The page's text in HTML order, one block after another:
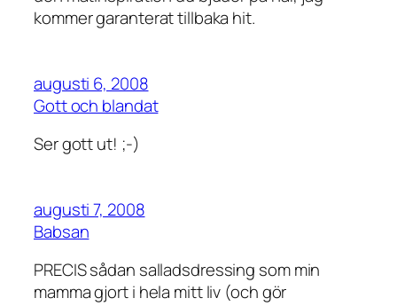
kommer garanterat tillbaka hit.
augusti 6, 2008
Gott och blandat
Ser gott ut! ;-)
augusti 7, 2008
Babsan
PRECIS sådan salladsdressing som min
mamma gjort i hela mitt liv (och gör